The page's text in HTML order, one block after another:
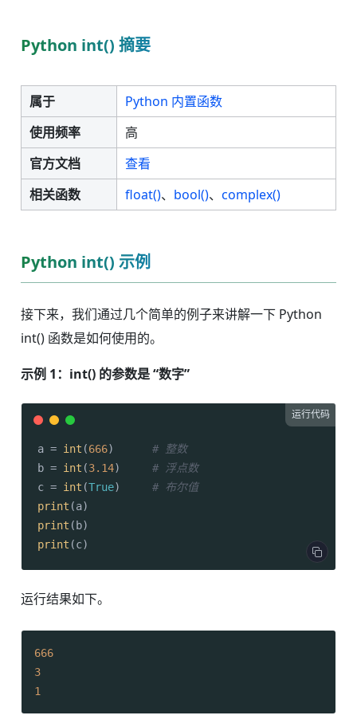
Python int() 摘要
属于
Python 内置函数
使用频率
高
官方文档
查看
相关函数
float()、 bool()、 complex()
Python int() 示例
接下来，我们通过几个简单的例子来讲解一下 Python
int() 函数是如何使用的。
示例 1：int() 的参数是 “数字”
运行代码
a = int (666) # 整数
b = int (3.14) # 浮点数
c = int (True) # 布尔值
print
print
print (c)
运行结果如下。
666
3
1